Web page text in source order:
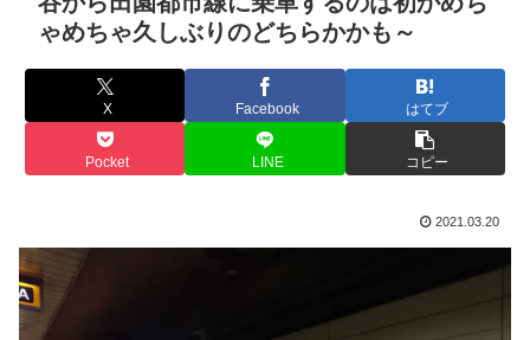
ゃめちゃ久しぶりのどちらかかも～
X Facebook はてブ
Pocket LINE コピー
2021.03.20